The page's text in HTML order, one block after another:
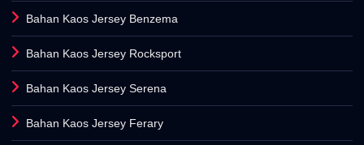
Bahan Kaos Jersey Benzema
Bahan Kaos Jersey Rocksport
Bahan Kaos Jersey Serena
Bahan Kaos Jersey Ferary